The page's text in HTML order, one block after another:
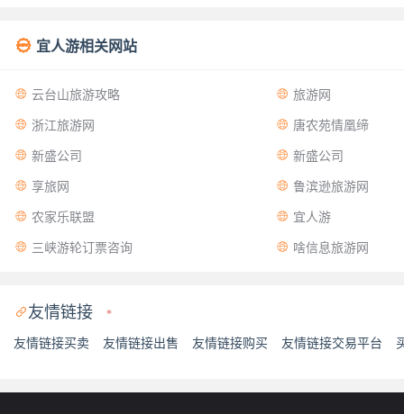
 宜人游相关网站
 云台山旅游攻略  旅游网
 浙江旅游网  唐农苑情凰缔
 新盛公司  新盛公司
 享旅网  鲁滨逊旅游网
 农家乐联盟  宜人游
 三峡游轮订票咨询  啥信息旅游网
友情链接 *
友情链接买卖 友情链接出售 友情链接购买 友情链接交易平台